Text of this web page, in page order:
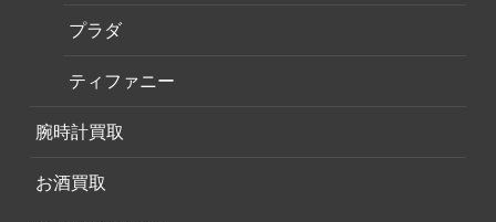
プラダ
ティファニー
腕時計買取
お酒買取